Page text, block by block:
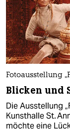
Fotoausstellung
Blicken und
Die Ausstellung
Kunsthalle St.
möchte eine